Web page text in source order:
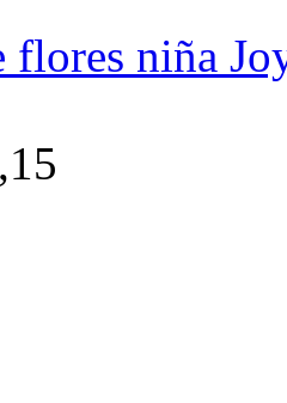
flores niña